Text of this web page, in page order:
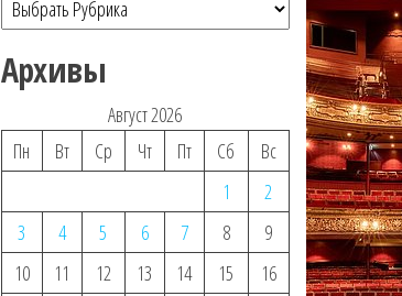
Архивы
Август 2026
Пн
Вт Ср Чт Пт Сб
Вс
1
2
3
4 5 6 7 8
9
10
11 12 13 14 15
16